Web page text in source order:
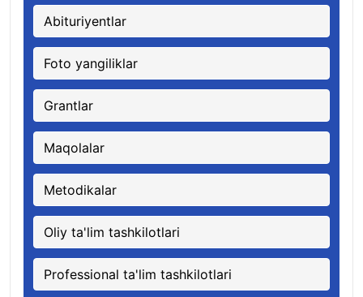
Abituriyentlar
Foto yangiliklar
Grantlar
Maqolalar
Metodikalar
Oliy ta'lim tashkilotlari
Professional ta'lim tashkilotlari